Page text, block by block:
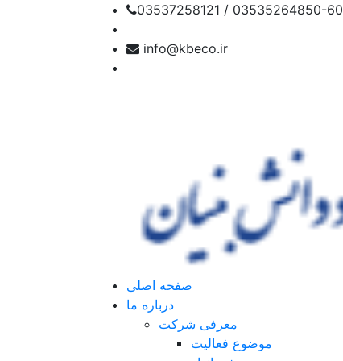
03537258121 / 03535264850-60
info@kbeco.ir
صفحه اصلی
درباره ما
معرفی شرکت
موضوع فعالیت